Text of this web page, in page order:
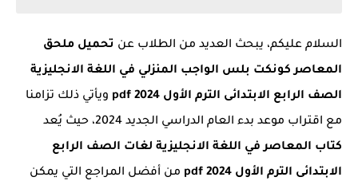
السلام عليكم، يبحث العديد من الطلاب عن تحميل ملحق
المعاصر كونكت بلس الواجب المنزلي في اللغة الانجليزية
الصف الرابع الابتدائى الترم الأول 2024 pdf
ويأتي ذلك تزامنا
مع اقتراب موعد بدء العام الدراسي الجديد 2024، حيث يُعد
كتاب المعاصر في اللغة الانجليزية لغات الصف الرابع
الابتدائى الترم الأول 2024 pdf
من أفضل المراجع التي يمكن